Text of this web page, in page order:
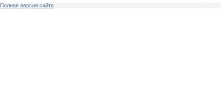
Полная версия сайта